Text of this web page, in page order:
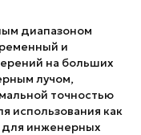
диапазоном
и
на больших
лучом,
точностью
использования как
для инженерных